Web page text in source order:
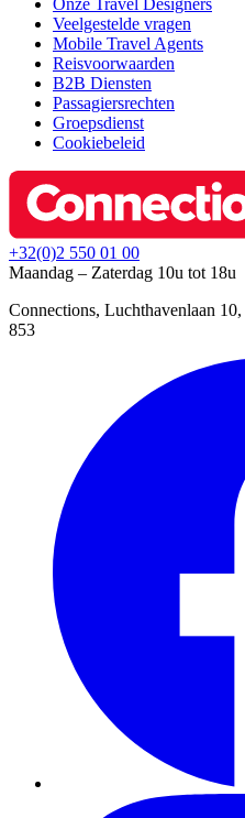
Veelgestelde vragen
Mobile Travel Agents
Reisvoorwaarden
B2B Diensten
Passagiersrechten
Groepsdienst
Cookiebeleid
+32(0)2 550 01 00
Maandag – Zaterdag 10u tot 18u
Connections, Luchthavenlaan
853